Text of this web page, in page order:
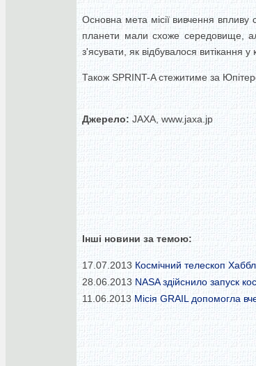
Основна мета місії вивчення
планети мали схоже середовище,
з'ясувати, як відбувалося витікання
Також SPRINT-A стежитиме за
Джерело: JAXA, www.jaxa.jp
Інші новини за темою:
17.07.2013 Космічний телескоп
28.06.2013 NASA здійснило запуск
11.06.2013 Місія GRAIL допомогла